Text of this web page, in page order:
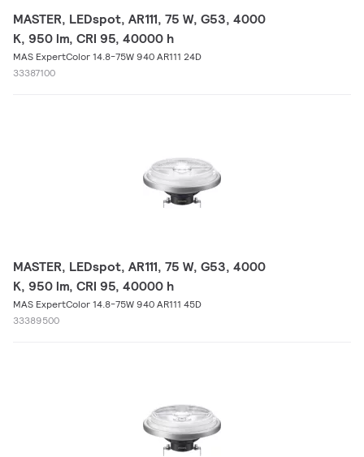
MASTER, LEDspot, AR111, 75 W, G53, 4000
K, 950 lm, CRI 95, 40000 h
MAS ExpertColor 14.8-75W 940 AR111 24D
33387100
MASTER, LEDspot, AR111, 75 W, G53, 4000
K, 950 lm, CRI 95, 40000 h
MAS ExpertColor 14.8-75W 940 AR111 45D
33389500